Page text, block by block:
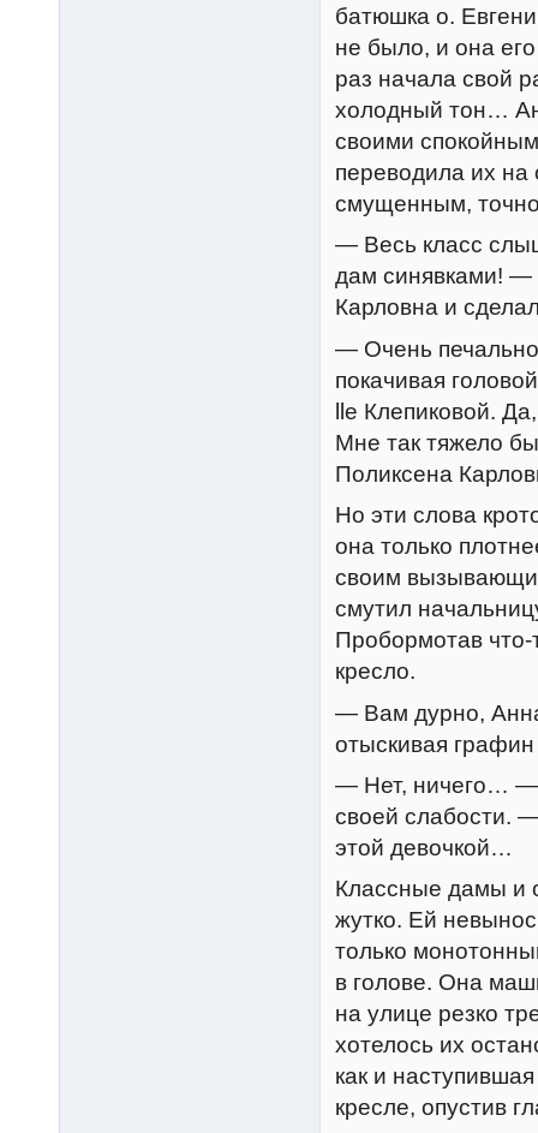
батюшка о.
не было, и она
раз начала свой
холодный тон…
своими
переводила их на
смущенным,
— Весь класс
дам синявками! —
Карловна и
— Очень
покачивая
lle Клепиковой.
Мне так тяжело
Поликсена
Но эти слова
она только
своим
смутил
Пробормотав
кресло.
— Вам дурно,
отыскивая
— Нет, ничего… —
своей слабости.
этой девочкой…
Классные дамы и
жутко. Ей
только
в голове. Она
на улице резко
хотелось их
как и
кресле, опустив